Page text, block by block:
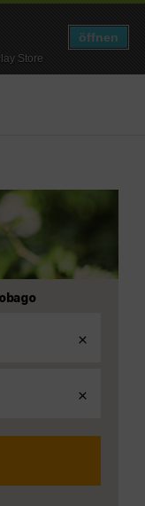
Store
öffnen